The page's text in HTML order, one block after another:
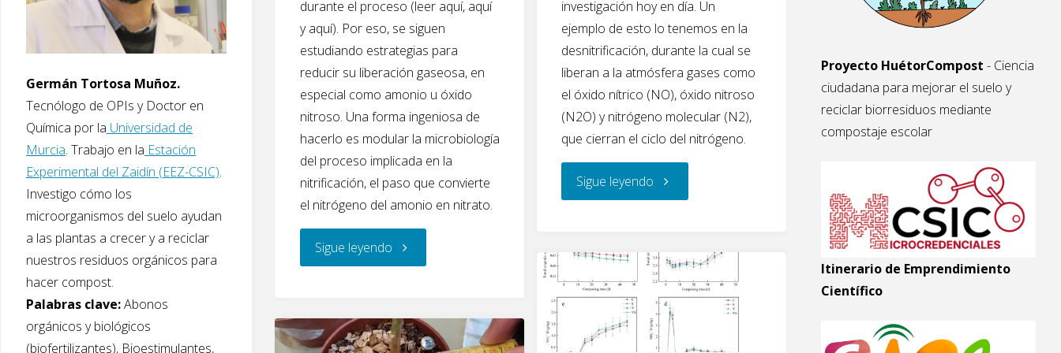
durante el proceso (leer aquí, aquí
y aquí). Por eso, se siguen
estudiando estrategias para
reducir su liberación gaseosa, en
especial como amonio u óxido
nitroso. Una forma ingeniosa de
hacerlo es modular la microbiología
del proceso implicada en la
nitrificación, el paso que convierte
el nitrógeno del amonio en nitrato.
Sigue leyendo"Bacterias
para
investigación hoy en día. Un
ejemplo de esto lo tenemos en la
desnitrificación, durante la cual se
liberan a la atmósfera gases como
el óxido nítrico (NO), óxido nitroso
(N2O) y nitrógeno molecular (N2),
que cierran el ciclo del nitrógeno.
Sigue leyendo "La
ocurre
cuando
el
Germán Tortosa Muñoz.
Tecnólogo de OPIs y Doctor en
Química por la Universidad de
Murcia. Trabajo en la Estación
Experimental del Zaidín (EEZ-CSIC).
Investigo cómo los
microorganismos del suelo ayudan
a las plantas a crecer y a reciclar
nuestros residuos orgánicos para
hacer compost.
Palabras clave:Abonos
orgánicos y biológicos
(biofertilizantes), Bioestimulantes,
Proyecto HuétorCompost - Ciencia
ciudadana para mejorar el suelo y
reciclar biorresiduos mediante
compostaje escolar
Itinerario de Emprendimiento
Científico